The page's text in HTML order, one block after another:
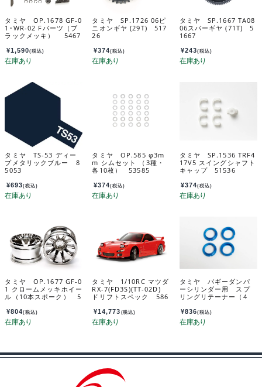
タミヤ OP.1678 GF-0
1･WR-02 Fパーツ（ブ
ラックメッキ） 5467
¥1,590(税込)
タミヤ SP.1726 06ピ
ニオンギヤ (29T) 517
26
¥374(税込)
タミヤ SP.1667 TA08
06スパーギヤ (71T) 5
1667
¥243(税込)
タミヤ TS-53 ディー
プメタリックブルー 8
5053
¥693(税込)
タミヤ OP.585 φ3m
m シムセット （3種・
各10枚） 53585
¥374(税込)
タミヤ SP.1536 TRF4
17V5 スイングシャフト
キャップ 51536
¥374(税込)
タミヤ OP.1677 GF-0
1 クロームメッキホイー
ル（10本スポーク） 5
¥804(税込)
タミヤ 1/10RC マツダ
RX-7(FD3S)(TT-02D)
ドリフトスペック 586
¥14,773 (税込)
タミヤ バギーダンパ
ーシリンダー用 スプ
リングリテーナー（4
ビスパーツ 19804414
-000
¥836(税込)